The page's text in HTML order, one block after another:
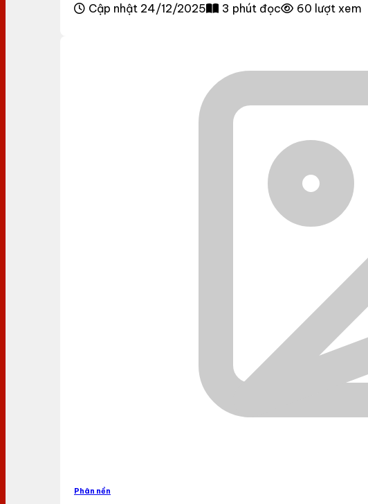
Cập nhật 24/12/2025 3 phút đọc 60 lượt xem
Phân nền